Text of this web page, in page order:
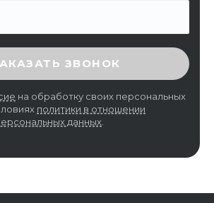
КОД
ЗВОНОК
на обработку своих персональных
политики в отношении
данных